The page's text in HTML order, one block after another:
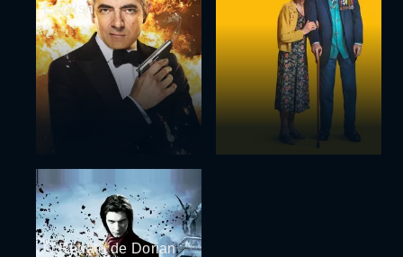
English
O Retrato de Dorian